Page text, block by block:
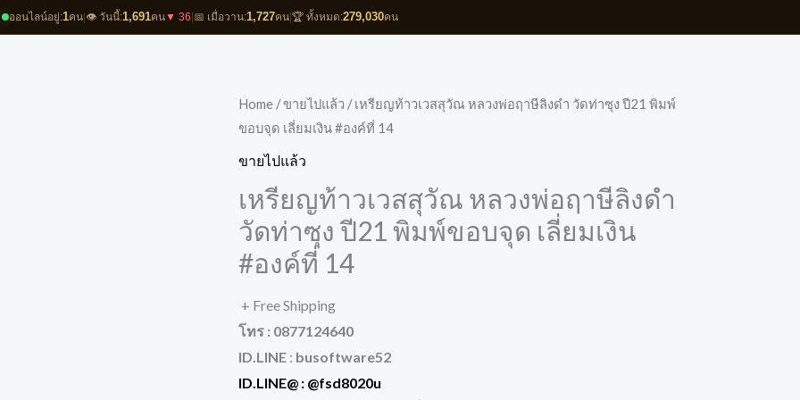
ออนไลน์อยู่:1คน 👁️ วันนี้:1,691คน▼ 36 📅 เมื่อวาน:1,727คน 🏆 ทั้งหมด:279,030คน
Home /ขายไปแล้ว / เหรียญท้าวเวสสุวัณ หลวงพ่อฤาษีลิงดำ วัดท่าซุง ปี21 พิมพ์
ขอบจุด เลี่ยมเงิน #องค์ที่ 14
ขายไปแล้ว
เหรียญท้าวเวสสุวัณ หลวงพ่อฤาษีลิงดำ
วัดท่าซุง ปี21 พิมพ์ขอบจุด เลี่ยมเงิน
#องค์ที่ 14
+ Free Shipping
โทร : 0877124640
ID.LINE : busoftware52
ID.LINE@ : @fsd8020u